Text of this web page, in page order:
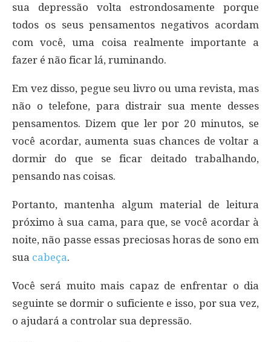
sua depressão volta estrondosamente porque
todos os seus pensamentos negativos acordam
com você, uma coisa realmente importante a
fazer é não ficar lá, ruminando.
Em vez disso, pegue seu livro ou uma revista, mas
não o telefone, para distrair sua mente desses
pensamentos. Dizem que ler por 20 minutos, se
você acordar, aumenta suas chances de voltar a
dormir do que se ficar deitado trabalhando,
pensando nas coisas.
Portanto, mantenha algum material de leitura
próximo à sua cama, para que, se você acordar à
noite, não passe essas preciosas horas de sono em
sua cabeça.
Você será muito mais capaz de enfrentar o dia
seguinte se dormir o suficiente e isso, por sua vez,
o ajudará a controlar sua depressão.